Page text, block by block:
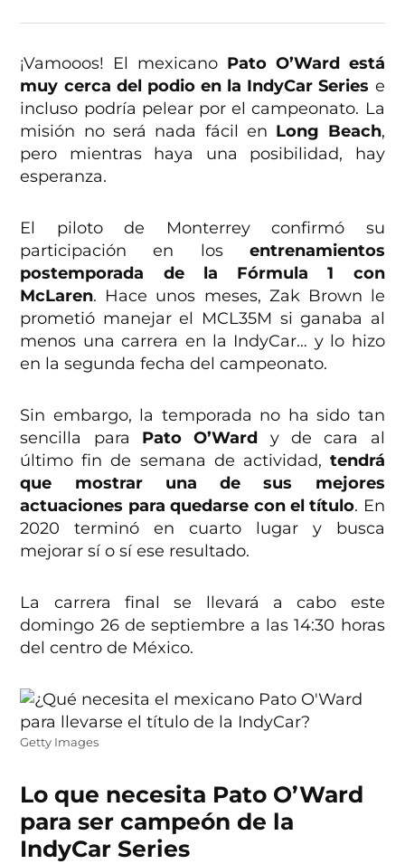
¡Vamooos! El mexicano Pato O’Ward está
muy cerca del podio en la IndyCar Series e
incluso podría pelear por el campeonato. La
misión no será nada fácil en Long Beach,
pero mientras haya una posibilidad, hay
esperanza.
El piloto de Monterrey confirmó su
participación en losentrenamientos
postemporada de la Fórmula 1 con
McLaren. Hace unos meses, Zak Brown le
prometió manejar el MCL35M si ganaba al
menos una carrera en la IndyCar… y lo hizo
en la segunda fecha del campeonato.
Sin embargo, la temporada no ha sido tan
sencilla para Pato O’Ward y de cara al
último fin de semana de actividad, tendrá
que mostrar una de sus mejores
actuaciones para quedarse con el título. En
2020 terminó en cuarto lugar y busca
mejorar sí o sí ese resultado.
La carrera final se llevará a cabo este
domingo 26 de septiembre a las 14:30 horas
del centro de México.
Getty Images
Lo que necesita Pato O’Ward
para ser campeón de la
IndyCar Series